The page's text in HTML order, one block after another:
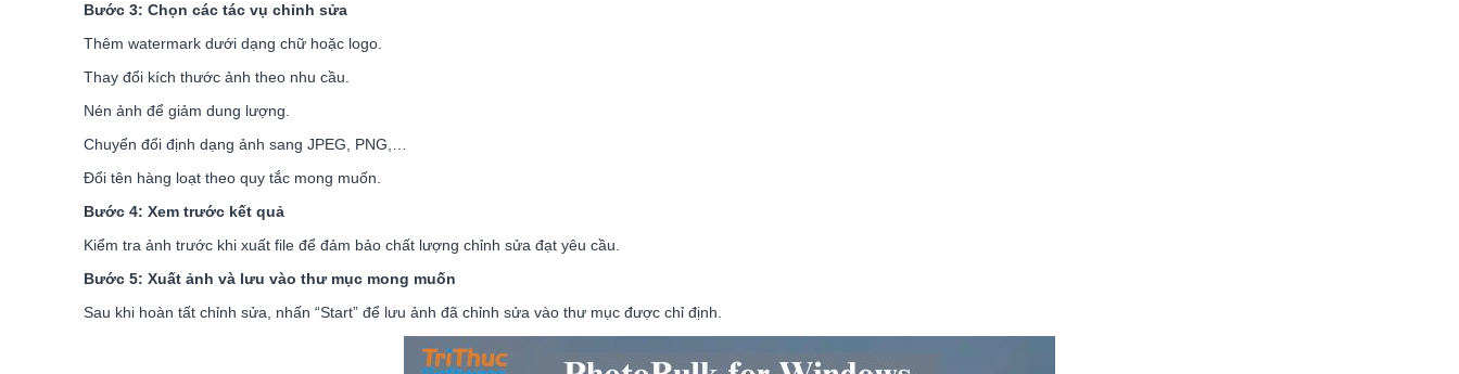
Bước 3: Chọn các tác vụ chỉnh sửa
Thêm watermark dưới dạng chữ hoặc logo.
Thay đổi kích thước ảnh theo nhu cầu.
Nén ảnh để giảm dung lượng.
Chuyển đổi định dạng ảnh sang JPEG, PNG,…
Đổi tên hàng loạt theo quy tắc mong muốn.
Bước 4: Xem trước kết quả
Kiểm tra ảnh trước khi xuất file để đảm bảo chất lượng chỉnh sửa đạt yêu cầu.
Bước 5: Xuất ảnh và lưu vào thư mục mong muốn
Sau khi hoàn tất chỉnh sửa, nhấn “Start” để lưu ảnh đã chỉnh sửa vào thư mục được chỉ định.